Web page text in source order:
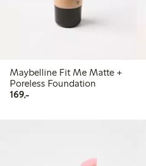
Maybelline Fit Me Matte +
Poreless Foundation
169,-169,00 kr